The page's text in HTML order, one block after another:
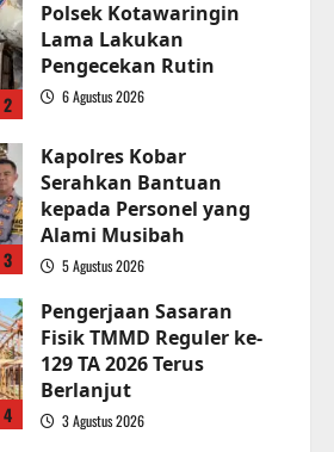
2
Polsek Kotawaringin
Lama Lakukan
Pengecekan Rutin
6 Agustus 2026
3
Kapolres Kobar
Serahkan Bantuan
kepada Personel yang
Alami Musibah
5 Agustus 2026
4
Pengerjaan Sasaran
Fisik TMMD Reguler ke-
129 TA 2026 Terus
Berlanjut
3 Agustus 2026